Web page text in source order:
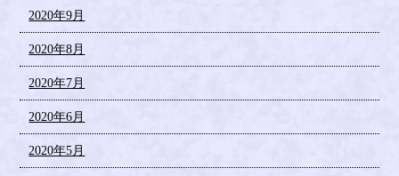
2020年9月
2020年8月
2020年7月
2020年6月
2020年5月